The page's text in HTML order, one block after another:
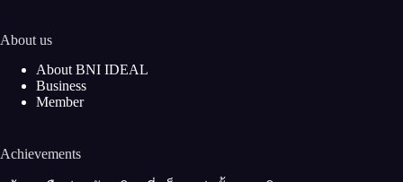
About us
About BNI IDEAL
Business
Member
Achievements